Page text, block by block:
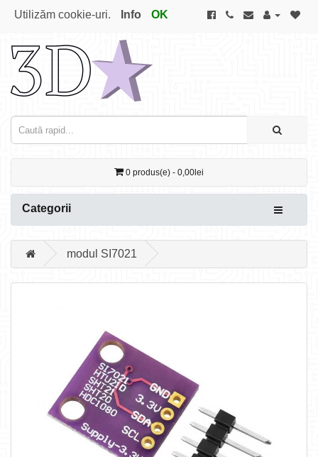
Utilizăm cookie-uri. Info OK
0 produs(e) - 0,00lei
Categorii
modul SI7021